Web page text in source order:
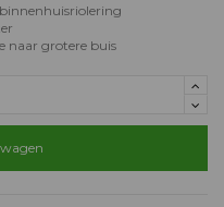
naar grotere buis